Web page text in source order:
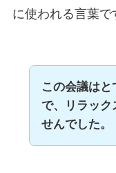
に使われる言葉で
この会議は
で、リラック
せんでした。